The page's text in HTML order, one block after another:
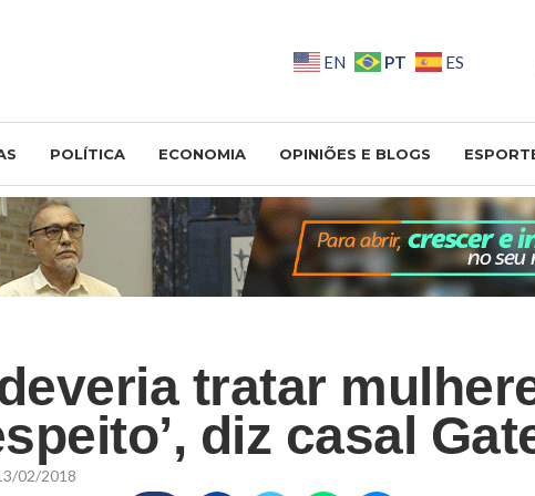
EN PT ES
POLÍTICA ECONOMIA OPINIÕES E BLOGS
tratar
diz casal
02/2018